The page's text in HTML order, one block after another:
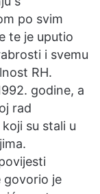
po svim
te je uputio
i svemu
RH.
godine, a
rad
su stali u
govorio je